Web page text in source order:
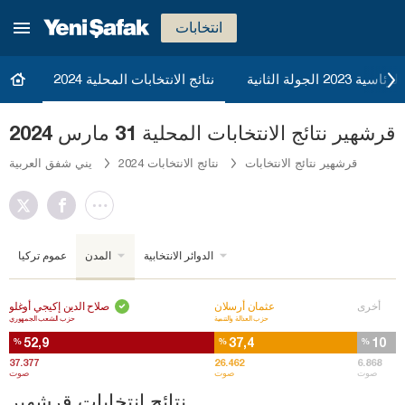
انتخابات
نتائج الانتخابات المحلية 2024 الجولة الثانية
قرشهير نتائج الانتخابات المحلية 31 مارس 2024
يني شفق العربية نتائج الانتخابات 2024 قرشهير نتائج الانتخابات
عموم تركيا المدن الدوائر الانتخابية
صلاح الدين إكيجي أوغلو
حزب الشعب الجمهوري
%52,9
37.377
صوت
عثمان أرسلان
حزب العدالة والتنمية
%37,4
26.462
صوت
أخرى
% 10
6.868
صوت